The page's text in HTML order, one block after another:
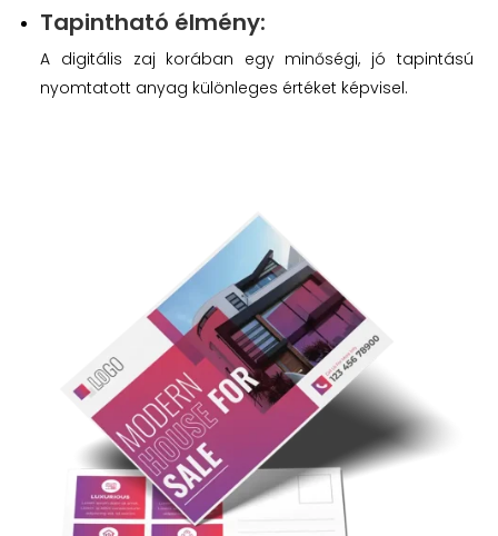
Tapintható élmény:
A digitális zaj korában egy minőségi, jó tapintású
nyomtatott anyag különleges értéket képvisel.